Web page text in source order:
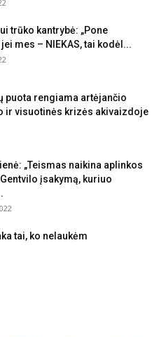
trūko kantrybė: „Pone
mes – NIEKAS, tai kodėl...
puota rengiama artėjančio
ir visuotinės krizės akivaizdoje
„Teismas naikina aplinkos
įsakymą, kuriuo
tai, ko nelaukėm